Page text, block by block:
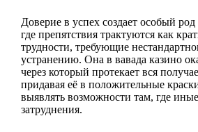
Доверие в успех создает особый
где препятствия трактуются как
трудности, требующие
устранению. Она в вавада казино
через который протекает вся
придавая её в положительные
выявлять возможности там, где
затруднения.